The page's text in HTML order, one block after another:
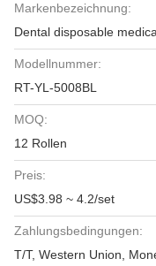
Markenbezeichnung:
Dental disposable
Modellnummer:
RT-YL-5008BL
MOQ:
12 Rollen
Preis:
US$3.98 ~ 4.2/set
Zahlungsbedingungen:
T/T, Western Union,